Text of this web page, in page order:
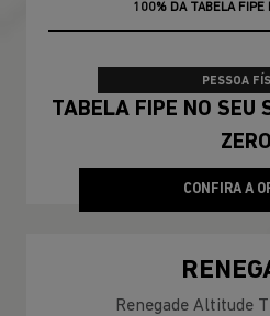
TAXA
PESSOA
TABELA FIPE NO SEU SEMINOVO + TAXA
ZERO
CONFIRA A
Renegade Altitude